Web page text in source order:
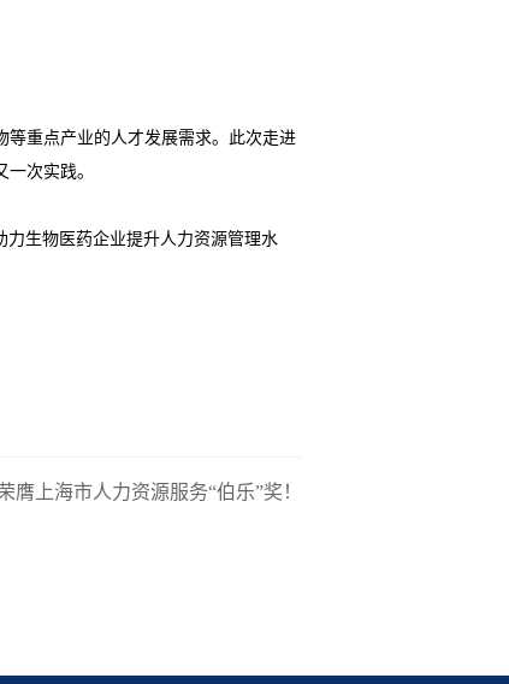
重点产业的人才发展需求。此次走进
次实践。
生物医药企业提升人力资源管理水
膺上海市人力资源服务“伯乐”奖！